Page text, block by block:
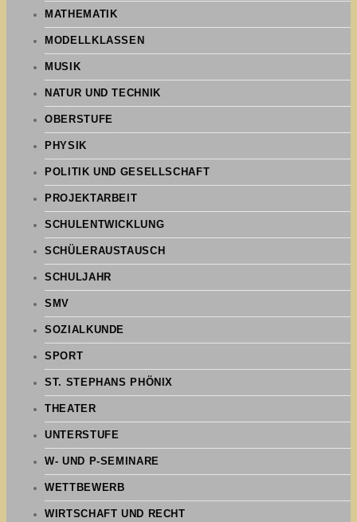
MATHEMATIK
MODELLKLASSEN
MUSIK
NATUR UND TECHNIK
OBERSTUFE
PHYSIK
POLITIK UND GESELLSCHAFT
PROJEKTARBEIT
SCHULENTWICKLUNG
SCHÜLERAUSTAUSCH
SCHULJAHR
SMV
SOZIALKUNDE
SPORT
ST. STEPHANS PHÖNIX
THEATER
UNTERSTUFE
W- UND P-SEMINARE
WETTBEWERB
WIRTSCHAFT UND RECHT